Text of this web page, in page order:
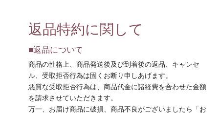
返品特約に関して
■返品について
商品の性格上、商品発送後及び到着後の返品、キャンセ
ル、受取拒否行為は固くお断り申しあげます。
悪質な受取拒否行為は、商品代金に諸経費を合わせた金額
を請求させていただきます。
万一、お届け商品に破損、商品不良がございましたら「お